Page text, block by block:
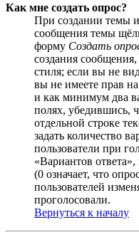
Как мне создать опрос?
При создании темы
сообщения темы
форму Создать
создания
стиля; если вы не
вы не имеете прав
и как минимум два
полях, убедившись,
отдельной строке
задать количество
пользователи при
«Вариантов
(0 означает, что
пользователей
проголосовали.
Вернуться к началу